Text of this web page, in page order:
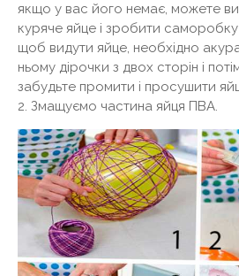
якщо у вас його немає, можете
куряче яйце і зробити
щоб видути яйце, необхідно
ньому дірочки з двох сторін і
забудьте промити і просушити
2. Змащуємо частина яйця ПВА.